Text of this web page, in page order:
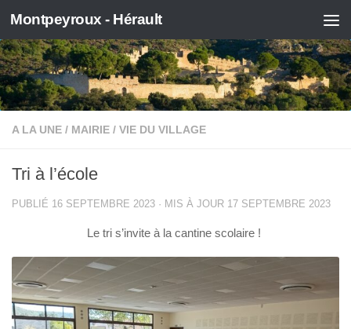
Skip to content
Montpeyroux - Hérault
A LA UNE / MAIRIE / VIE DU VILLAGE
Tri à l’école
PUBLIÉ 16 SEPTEMBRE 2023 · MIS À JOUR 17 SEPTEMBRE 2023
Le tri s’invite à la cantine scolaire !